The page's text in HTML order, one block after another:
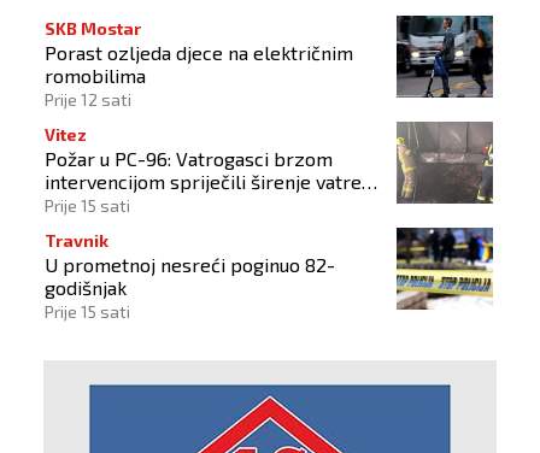
SKB Mostar
Porast ozljeda djece na električnim
romobilima
Prije 12 sati
Vitez
Požar u PC-96: Vatrogasci brzom
intervencijom spriječili širenje vatre
na okolne objekte
Prije 15 sati
Travnik
U prometnoj nesreći poginuo 82-
godišnjak
Prije 15 sati